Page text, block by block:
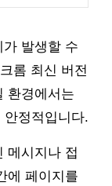
발생할 수
롬 최신 버전
환경에서는
안정적입니다.
메시지나 접
에 페이지를